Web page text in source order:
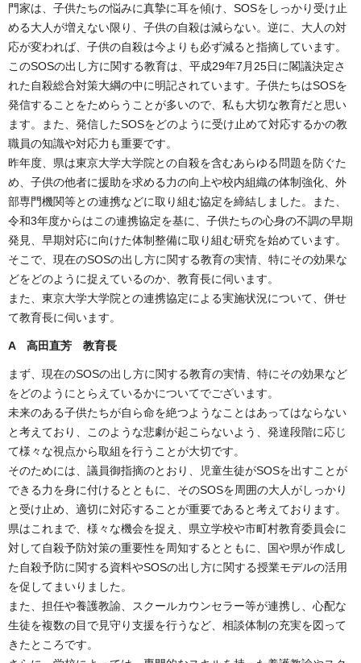
門家は、子供たちの悩みに真摯に耳を傾け、SOSをしっかり受け止
める大人が増えない限り、子供の自殺は減らない。逆に、大人の対
応が変われば、子供の自殺は今よりも必ず減ると指摘しています。
このSOSの出し方に関する教育は、平成29年7月25日に閣議決定さ
れた自殺総合対策大綱の中に明記されています。子供たちはSOSを
発信することをためらうことが多いので、私も大切な教育だと思い
ます。また、発信したSOSをどのように受け止めて対応するかの教
職員の知識や対応力も重要です。
昨年度、県は東京大学大学院との自殺を含むあらゆる問題を防ぐた
め、子供の他者に援助を求める力の向上や校内組織の体制強化、外
部専門機関等との連携などに取り組む協定を締結しました。また、
令和3年度からはこの連携協定を基に、子供たちの心身の不調の早期
発見、早期対応に向けた体制整備に取り組む研究を始めています。
そこで、現在のSOSの出し方に関する教育の実情、特にその効果な
どをどのように捉えているのか、教育長に伺います。
また、東京大学大学院との連携協定による実施状況について、併せ
て教育長に伺います。
A 高田直芳 教育長
まず、現在のSOSの出し方に関する教育の実情、特にその効果など
をどのようにとらえているかについてでございます。
未来のある子供たちが自ら命を絶つようなことはあってはならない
と考えており、このような悲劇が起こらないよう、発達段階に応じ
て様々な視点から取組を行うことが大切です。
そのためには、議員御指摘のとおり、児童生徒がSOSを出すことが
できる力を身に付けるとともに、そのSOSを周囲の大人がしっかり
と受け止め、適切に対応することが重要であると考えております。
県はこれまで、様々な機会を捉え、県立学校や市町村教育委員会に
対して自殺予防対策の重要性を周知するとともに、国や県が作成し
た自殺予防に関する資料やSOSの出し方に関する授業モデルの活用
を促してまいりました。
また、担任や養護教諭、スクールカウンセラー等が連携し、心配な
生徒を複数の目で見守り支援を行うなど、相談体制の充実を図って
きたところです。